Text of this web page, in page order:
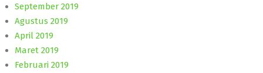
September 2019
Agustus 2019
April 2019
Maret 2019
Februari 2019